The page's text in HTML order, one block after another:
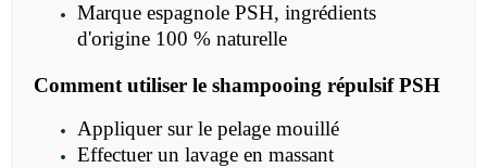
Marque espagnole PSH, ingrédients
d'origine 100 % naturelle
Comment utiliser le shampooing répulsif PSH
Appliquer sur le pelage mouillé
Effectuer un lavage en massant